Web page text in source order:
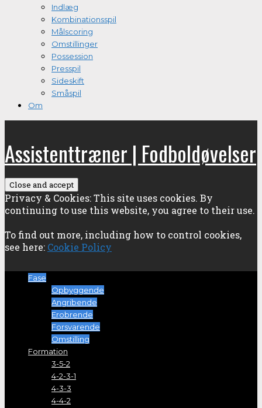
Indlæg
Kombinationsspil
Målscoring
Omstillinger
Possession
Presspil
Sideskift
Småspil
Om
Assistenttræner | Fodboldøvelser
Privacy & Cookies: This site uses cookies. By
continuing to use this website, you agree to their use.
To find out more, including how to control cookies,
see here: Cookie Policy
Fase
Opbyggende
Angribende
Erobrende
Forsvarende
Omstilling
Formation
3-5-2
4-2-3-1
4-3-3
4-4-2